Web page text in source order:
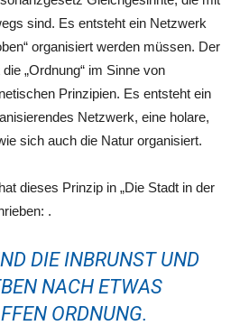
sind. Es entsteht ein Netzwerk
organisiert werden müssen. Der
„Ordnung“ im Sinne von
Prinzipien. Es entsteht ein
Netzwerk, eine holare,
sich auch die Natur organisiert.
dieses Prinzip in „Die Stadt in der
.
DIE INBRUNST UND
NACH ETWAS
ORDNUNG.